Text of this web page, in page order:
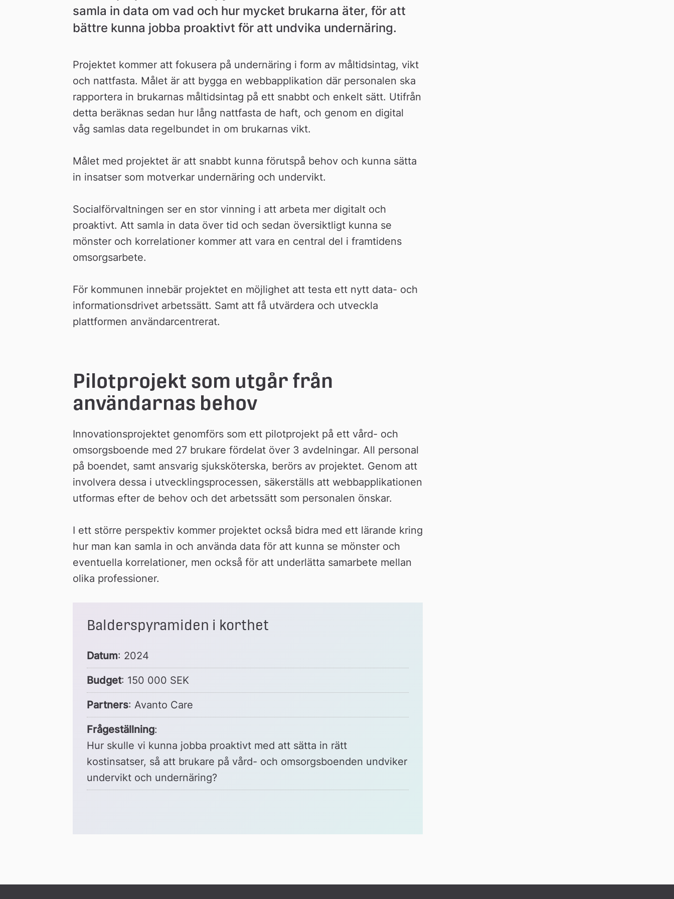
samla in data om vad och hur mycket brukarna äter, för att
bättre kunna jobba proaktivt för att undvika undernäring.
Projektet kommer att fokusera på undernäring i form av måltidsintag, vikt
och nattfasta. Målet är att bygga en webbapplikation där personalen ska
rapportera in brukarnas måltidsintag på ett snabbt och enkelt sätt. Utifrån
detta beräknas sedan hur lång nattfasta de haft, och genom en digital
våg samlas data regelbundet in om brukarnas vikt.
Målet med projektet är att snabbt kunna förutspå behov och kunna sätta
in insatser som motverkar undernäring och undervikt.
Socialförvaltningen ser en stor vinning i att arbeta mer digitalt och
proaktivt. Att samla in data över tid och sedan översiktligt kunna se
mönster och korrelationer kommer att vara en central del i framtidens
omsorgsarbete.
För kommunen innebär projektet en möjlighet att testa ett nytt data- och
informationsdrivet arbetssätt. Samt att få utvärdera och utveckla
plattformen användarcentrerat.
Pilotprojekt som utgår från
användarnas behov
Innovationsprojektet genomförs som ett pilotprojekt på ett vård- och
omsorgsboende med 27 brukare fördelat över 3 avdelningar. All personal
på boendet, samt ansvarig sjuksköterska, berörs av projektet. Genom att
involvera dessa i utvecklingsprocessen, säkerställs att webbapplikationen
utformas efter de behov och det arbetssätt som personalen önskar.
I ett större perspektiv kommer projektet också bidra med ett lärande kring
hur man kan samla in och använda data för att kunna se mönster och
eventuella korrelationer, men också för att underlätta samarbete mellan
olika professioner.
Balderspyramiden i korthet
Datum: 2024
Budget: 150 000 SEK
Partners: Avanto Care
Frågeställning:
Hur skulle vi kunna jobba proaktivt med att sätta in rätt
kostinsatser, så att brukare på vård- och omsorgsboenden undviker
undervikt och undernäring?